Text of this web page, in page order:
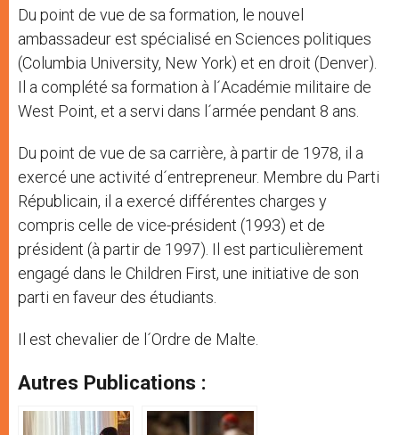
Du point de vue de sa formation, le nouvel
ambassadeur est spécialisé en Sciences politiques
(Columbia University, New York) et en droit (Denver).
Il a complété sa formation à l´Académie militaire de
West Point, et a servi dans l´armée pendant 8 ans.
Du point de vue de sa carrière, à partir de 1978, il a
exercé une activité d´entrepreneur. Membre du Parti
Républicain, il a exercé différentes charges y
compris celle de vice-président (1993) et de
président (à partir de 1997). Il est particulièrement
engagé dans le Children First, une initiative de son
parti en faveur des étudiants.
Il est chevalier de l´Ordre de Malte.
Autres Publications :